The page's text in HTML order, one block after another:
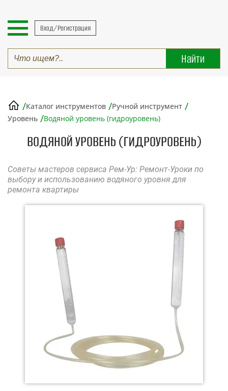
Вход/Регистрация
/Каталог инструментов /Ручной инструмент /
Уровень /Водяной уровень (гидроуровень)
ВОДЯНОЙ УРОВЕНЬ (ГИДРОУРОВЕНЬ)
Советы мастеров сервиса Рем-Ур: Ремонт-Уроки по
выбору и использованию водяного уровня для
ремонта квартиры